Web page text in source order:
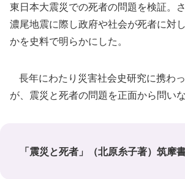
東日本大震災での死者の問題を検証。
濃尾地震に際し政府や社会が死者に対
かを史料で明らかにした。
長年にわたり災害社会史研究に携わ
が、震災と死者の問題を正面から問い
「震災と死者」（北原糸子著）筑摩